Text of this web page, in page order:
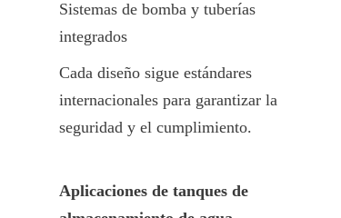
Sistemas de bomba y tuberías
integrados
Cada diseño sigue estándares
internacionales para garantizar la
seguridad y el cumplimiento.
Aplicaciones de tanques de